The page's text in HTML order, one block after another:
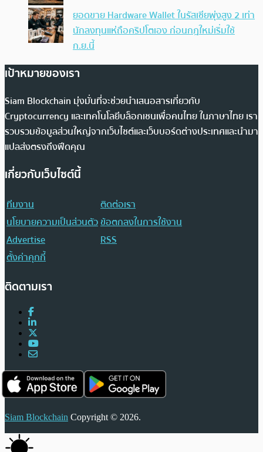
ยอดขาย Hardware Wallet ในรัสเซียพุ่งสูง 2 เท่า
นักลงทุนแห่ถือคริปโตเอง ก่อนกฎใหม่เริ่มใช้
ก.ย.นี้
เป้าหมายของเรา
Siam Blockchain มุ่งมั่นที่จะช่วยนำเสนอสารเกี่ยวกับ
Cryptocurrency และเทคโนโลยีบล็อกเชนเพื่อคนไทย ในภาษาไทย เรา
รวบรวมข้อมูลส่วนใหญ่จากเว็บไซต์และเว็บบอร์ดต่างประเทศและนำมา
แปลส่งตรงถึงฟีดคุณ
เกี่ยวกับเว็บไซต์นี้
ทีมงาน
ติดต่อเรา
นโยบายความเป็นส่วนตัวข้อตกลงในการใช้งาน
Advertise
RSS
ตั้งค่าคุกกี้
ติดตามเรา
Siam Blockchain Copyright © 2026.